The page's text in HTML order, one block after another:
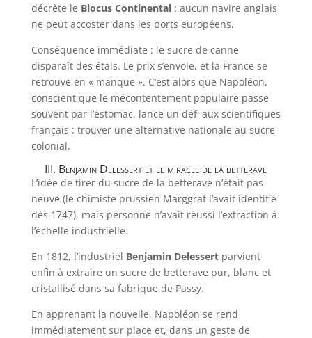
décrète le Blocus Continental: aucun navire anglais
ne peut accoster dans les ports européens.
Conséquence immédiate : le sucre de canne
disparaît des étals. Le prix s’envole, et la France se
retrouve en « manque ». C’est alors que Napoléon,
conscient que le mécontentement populaire passe
souvent par l’estomac, lance un défi aux scientifiques
français : trouver une alternative nationale au sucre
colonial.
III. Benjamin Delessert et le miracle de la betterave
L’idée de tirer du sucre de la betterave n’était pas
neuve (le chimiste prussien Marggraf l’avait identifié
dès 1747), mais personne n’avait réussi l’extraction à
l’échelle industrielle.
En 1812, l’industriel Benjamin Delessertparvient
enfin à extraire un sucre de betterave pur, blanc et
cristallisé dans sa fabrique de Passy.
En apprenant la nouvelle, Napoléon se rend
immédiatement sur place et, dans un geste de